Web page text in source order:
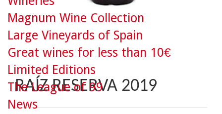
RAÍZ RESERVA 2019
Magnum Wine Collection
Large Vineyards of Spain
Great wines for less than 10€
Limited Editions
The League of 99
News